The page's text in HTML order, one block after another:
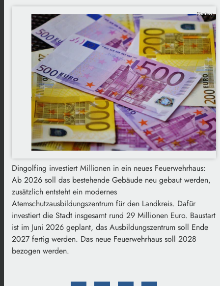
Pixabay
Dingolfing investiert Millionen in ein neues Feuerwehrhaus:
Ab 2026 soll das bestehende Gebäude neu gebaut werden,
zusätzlich entsteht ein modernes
Atemschutzausbildungszentrum für den Landkreis. Dafür
investiert die Stadt insgesamt rund 29 Millionen Euro. Baustart
ist im Juni 2026 geplant, das Ausbildungszentrum soll Ende
2027 fertig werden. Das neue Feuerwehrhaus soll 2028
bezogen werden.